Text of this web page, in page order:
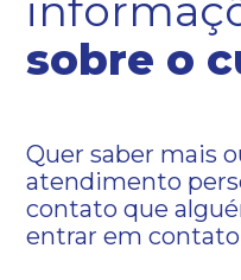
sobre o
Quer saber mais
atendimento
contato que
entrar em